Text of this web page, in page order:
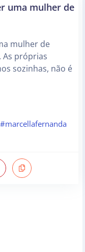
uma mulher de
mulher de
As próprias
sozinhas, não é
#marcellafernanda